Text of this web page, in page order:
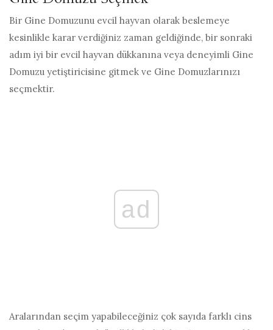
Bir Gine Domuzunu evcil hayvan olarak beslemeye
kesinlikle karar verdiğiniz zaman geldiğinde, bir sonraki
adım iyi bir evcil hayvan dükkanına veya deneyimli Gine
Domuzu yetiştiricisine gitmek ve Gine Domuzlarınızı
seçmektir.
ad
Aralarından seçim yapabileceğiniz çok sayıda farklı cins